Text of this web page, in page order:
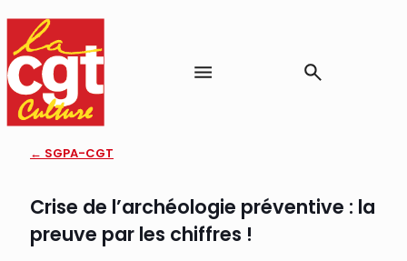
← SGPA-CGT
Crise de l’archéologie préventive : la
preuve par les chiffres !